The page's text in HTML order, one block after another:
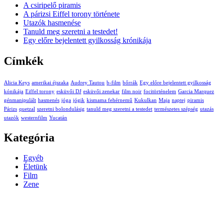
A csiripelő piramis
A párizsi Eiffel torony története
Utazók hasmenése
Tanuld meg szeretni a testedet!
Egy előre bejelentett gyilkosság krónikája
Címkék
Alicia Keys amerikai éjszaka Audrey Tautou b-film bőrrák Egy előre bejelentett gyilkosság
kónikája Eiffel torony esküvői DJ esküvői zenekar film noir focitörténelem Garcia Marquez
génmanipulált hasmenés jóga jógik kismama fehérnemű Kukulkan Maja naptej piramis
Párizs quetzal szeretni bolondulásig tanuld meg szeretni a testedet természetes szépség utazás
utazók westernfilm Yucatán
Kategória
Egyéb
Életünk
Film
Zene